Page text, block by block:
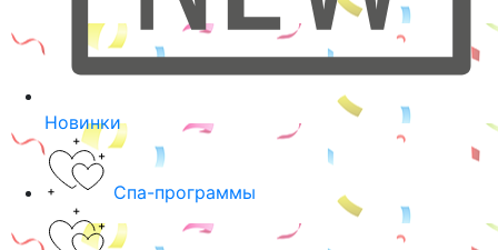
Новинки
Спа-программы